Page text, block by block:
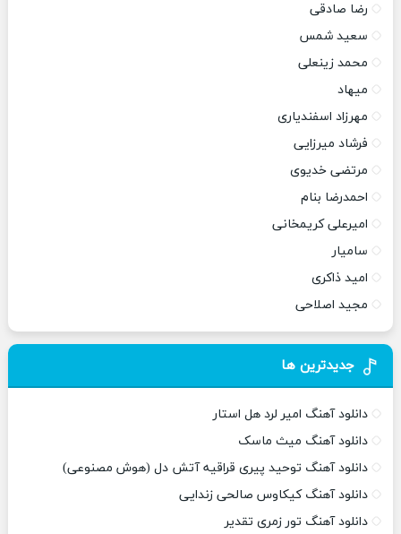
رضا صادقی
سعید شمس
محمد زینعلی
میهاد
مهرزاد اسفندیاری
فرشاد میرزایی
مرتضی خدیوی
احمدرضا بنام
امیرعلی کریمخانی
سامیار
امید ذاکری
مجید اصلاحی
جدیدترین ها
دانلود آهنگ امیر لرد هل استار
دانلود آهنگ میث ماسک
دانلود آهنگ توحید پیری قراقیه آتش دل (هوش مصنوعی)
دانلود آهنگ کیکاوس صالحی زندایی
دانلود آهنگ تور زمری تقدیر